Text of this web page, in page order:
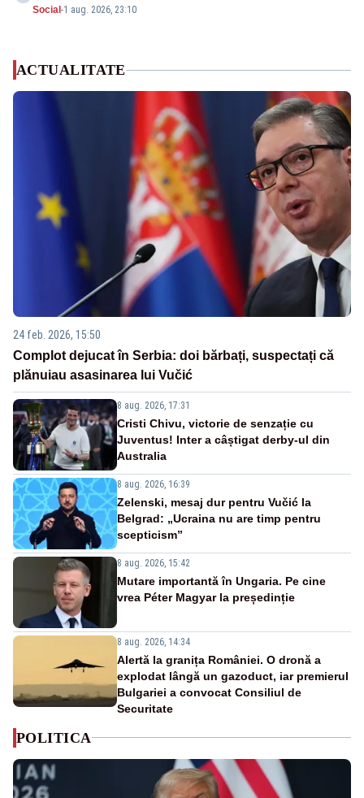
Social -1 aug. 2026, 23:10
ACTUALITATE
24 feb. 2026, 15:50
Complot dejucat în Serbia: doi bărbați, suspectați că
plănuiau asasinarea lui Vučić
8 aug. 2026, 17:31
Cristi Chivu, victorie de senzație cu
Juventus! Inter a câștigat derby-ul din
Australia
8 aug. 2026, 16:39
Zelenski, mesaj dur pentru Vučić la
Belgrad: „Ucraina nu are timp pentru
scepticism”
8 aug. 2026, 15:42
Mutare importantă în Ungaria. Pe cine
vrea Péter Magyar la președinție
8 aug. 2026, 14:34
Alertă la granița României. O dronă a
explodat lângă un gazoduct, iar premierul
Bulgariei a convocat Consiliul de
Securitate
POLITICA